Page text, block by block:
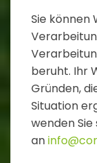
Sie können
beruht. Ihr
Gründen,
Situation
wenden
an